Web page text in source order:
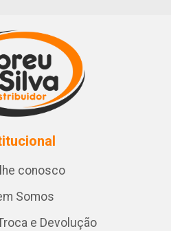
conosco
Somos
e Devolução